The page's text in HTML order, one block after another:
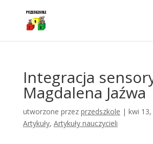
Integracja
Magdalena Jaźwa
utworzone przez przedszkole | kwi
Artykuły, Artykuły nauczycieli